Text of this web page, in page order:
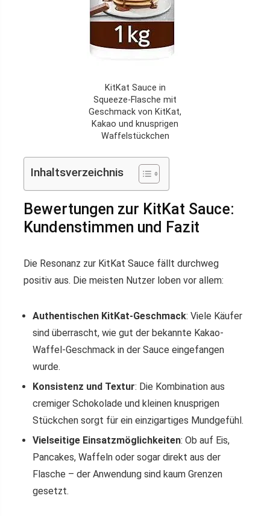
KitKat Sauce in
Squeeze-Flasche mit
Geschmack von KitKat,
Kakao und knusprigen
Waffelstückchen
Inhaltsverzeichnis
Bewertungen zur KitKat Sauce:
Kundenstimmen und Fazit
Die Resonanz zur KitKat Sauce fällt durchweg
positiv aus. Die meisten Nutzer loben vor allem:
Authentischen KitKat-Geschmack: Viele Käufer
sind überrascht, wie gut der bekannte Kakao-
Waffel-Geschmack in der Sauce eingefangen
wurde.
Konsistenz und Textur: Die Kombination aus
cremiger Schokolade und kleinen knusprigen
Stückchen sorgt für ein einzigartiges Mundgefühl.
Vielseitige Einsatzmöglichkeiten: Ob auf Eis,
Pancakes, Waffeln oder sogar direkt aus der
Flasche – der Anwendung sind kaum Grenzen
gesetzt.